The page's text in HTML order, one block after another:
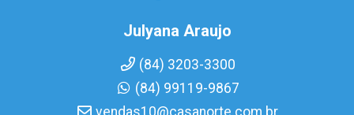
Julyana Araujo
(84) 3203-3300
(84) 99119-9867
vendas10@casanorte.com.br